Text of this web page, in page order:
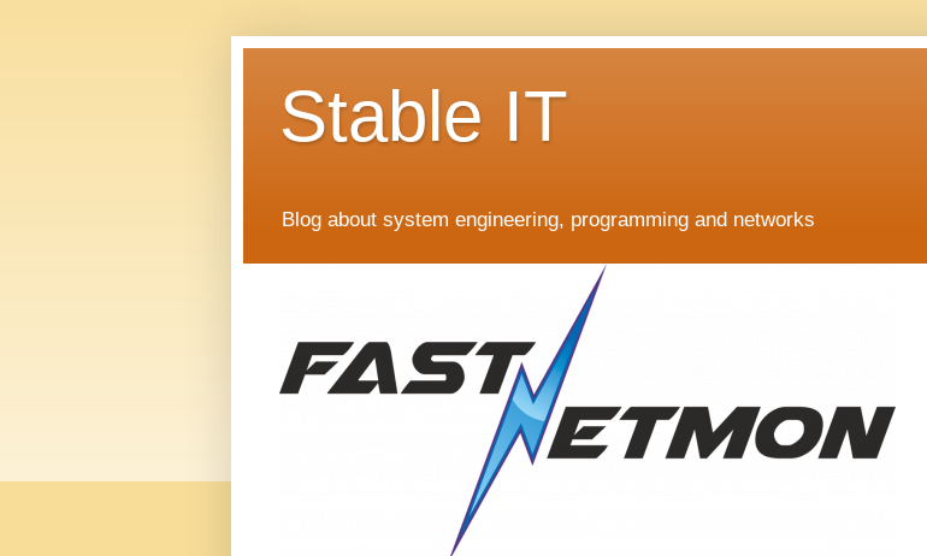
Stable IT
Blog about system engineering, programming and networks